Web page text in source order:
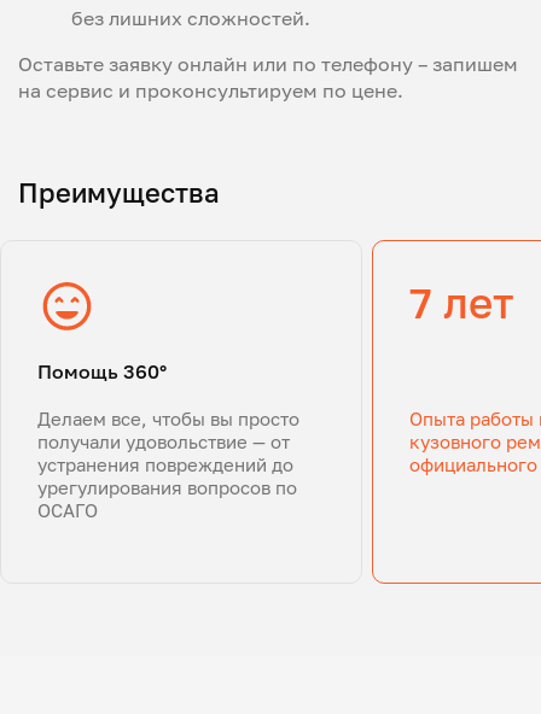
без лишних сложностей.
Оставьте заявку онлайн или по телефону – запишем
на сервис и проконсультируем по цене.
Преимущества
Помощь 360°
Делаем все, чтобы вы просто
получали удовольствие — от
устранения повреждений до
урегулирования вопросов по
ОСАГО
7 лет
Опыта работы
кузовного